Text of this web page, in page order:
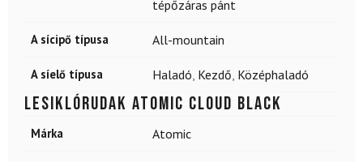
tépőzáras pánt
A sícipő típusa All-mountain
A síelő típusa Haladó, Kezdő, Középhaladó
Lesiklórudak ATOMIC Cloud Black
Márka Atomic